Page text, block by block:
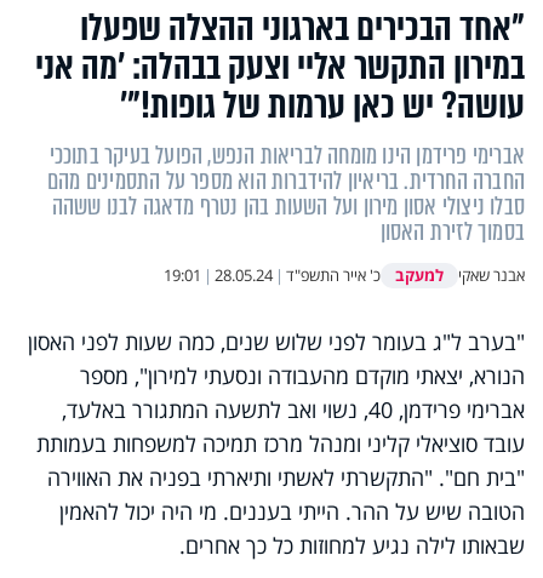
"אחד הבכירים בארגוני ההצלה שפעלו
במירון התקשר אליי וצעק בבהלה: 'מה אני
עושה? יש כאן ערמות של גופות!"'
אברימי פרידמן הינו מומחה לבריאות הנפש, הפועל בעיקר בתוככי
החברה החרדית. בריאיון להידברות הוא מספר על התסמינים מהם
סבלו ניצולי אסון מירון ועל השעות בהן נטרף מדאגה לבנו ששהה
בסמוך לזירת האסון
אבנר שאקי למעקב כ' אייר התשפ"ד |
28.05.24
|
19:01
"בערב ל"ג בעומר לפני שלוש שנים, כמה שעות לפני האסון
הנורא, יצאתי מוקדם מהעבודה ונסעתי למירון", מספר
אברימי פרידמן, 40, נשוי ואב לתשעה המתגורר באלעד,
עובד סוציאלי קליני ומנהל מרכז תמיכה למשפחות בעמותת
"בית חם". "התקשרתי לאשתי ותיארתי בפניה את האווירה
הטובה שיש על ההר. הייתי בעננים. מי היה יכול להאמין
שבאותו לילה נגיע למחוזות כל כך אחרים.